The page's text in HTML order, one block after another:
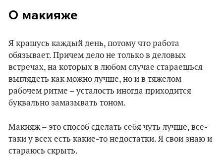
О макияже
Я крашусь каждый день, потому что работа
обязывает. Причем дело не только в деловых
встречах, на которых в любом случае стараешься
выглядеть как можно лучше, но и в тяжелом
рабочем ритме – усталость иногда приходится
буквально замазывать тоном.
Макияж – это способ сделать себя чуть лучше, все-
таки у всех есть какие-то недостатки. Я свои знаю и
стараюсь скрыть.